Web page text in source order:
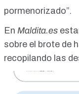
pormenorizado”.
En Maldita.es
sobre el brote de
recopilando las